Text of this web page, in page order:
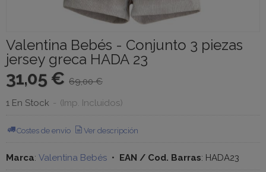
Valentina Bebés - Conjunto 3 piezas
jersey greca HADA 23
31,05 € 69,00 €
1 En Stock - (Imp. Incluidos)
Costes de envío Ver descripción
Marca: Valentina Bebés • EAN / Cod. Barras: HADA23